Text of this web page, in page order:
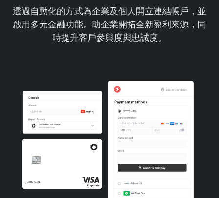
透過自動化的方式為企業及個人開立連結帳戶，並
啟用多元金融功能。助企業開拓全新盈利來源，同
時提升客戶參與度與忠誠度。